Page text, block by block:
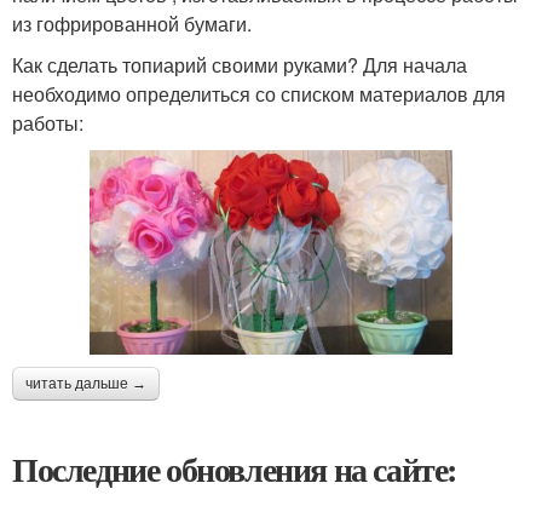
из гофрированной бумаги.
Как сделать топиарий своими руками? Для начала
необходимо определиться со списком материалов для
работы:
читать дальше →
Последние обновления на сайте: